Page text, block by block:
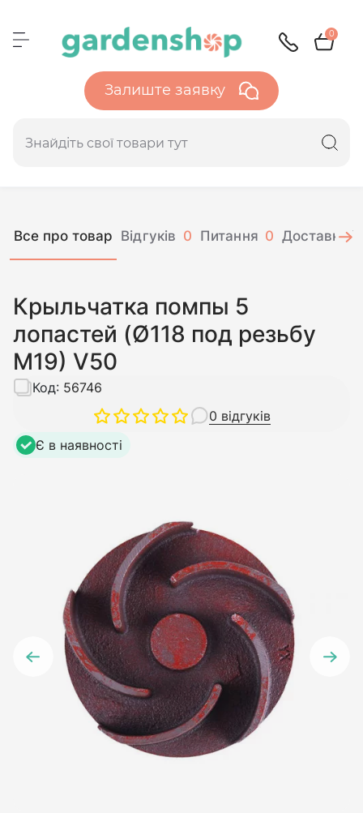
0
Залиште заявку
Все про товар Відгуків 0 Питання 0 Доставка і
Крыльчатка помпы 5
лопастей (Ø118 под резьбу
М19) V50
0 відгуків
Код: 56746
Є в наявності